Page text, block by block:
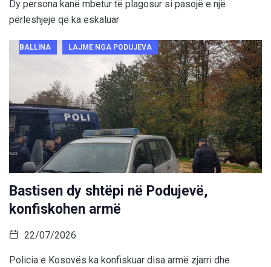
Dy persona kanë mbetur të plagosur si pasojë e një
përleshjeje që ka eskaluar
BALLINA LAJME NGA PODUJEVA
Bastisen dy shtëpi në Podujevë,
konfiskohen armë
22/07/2026
Policia e Kosovës ka konfiskuar disa armë zjarri dhe